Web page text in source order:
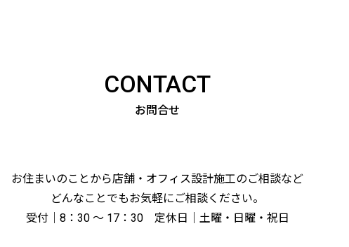
CONTACT
お問合せ
お住まいのことから店舗・ オフィス設計施工のご相談など
どんなことでもお気軽にご相談ください。
受付｜8：30 〜 17：30 定休日｜土曜・日曜・祝日